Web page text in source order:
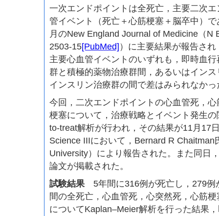
一次エンドポイントは全死亡，主要二次
管イベント（死亡＋心筋梗塞＋脳卒中）
月のNew England Journal of Medicine（N
2503-15[PubMed]）に主要結果が報告さ
主要心血管イベントのいずれも，即時血
群と積極的薬物治療群間，あるいはイン
インスリン治療群の間で差はみられなかっ
今回，二次エンドポイントの心血管死，
梗塞について，治療戦略とイベント発生
to-treat解析が行われ，その結果が11月17
Science IIIにおいて，Bernard R Chaitman
University）により報告された。また同日
論文が掲載された。
試験結果 5年間に316例が死亡し，279例
間の全死亡，心血管死，心突然死，心筋
についてKaplan–Meier解析を行った結果